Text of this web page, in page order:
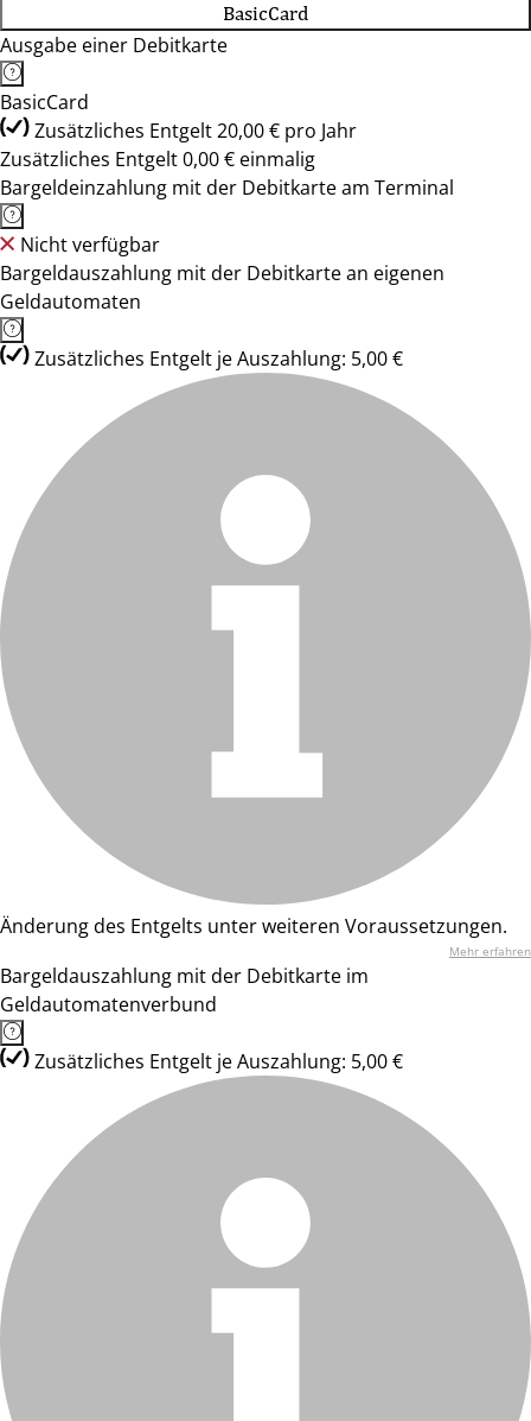
BasicCard
Ausgabe einer Debitkarte
BasicCard
Zusätzliches Entgelt 20,00 € pro Jahr
Zusätzliches Entgelt 0,00 € einmalig
Bargeldeinzahlung mit der Debitkarte am Terminal
Nicht verfügbar
Bargeldauszahlung mit der Debitkarte an eigenen
Geldautomaten
Zusätzliches Entgelt je Auszahlung: 5,00 €
Änderung des Entgelts unter weiteren Voraussetzungen.
Mehr erfahren
Bargeldauszahlung mit der Debitkarte im
Geldautomatenverbund
Zusätzliches Entgelt je Auszahlung: 5,00 €